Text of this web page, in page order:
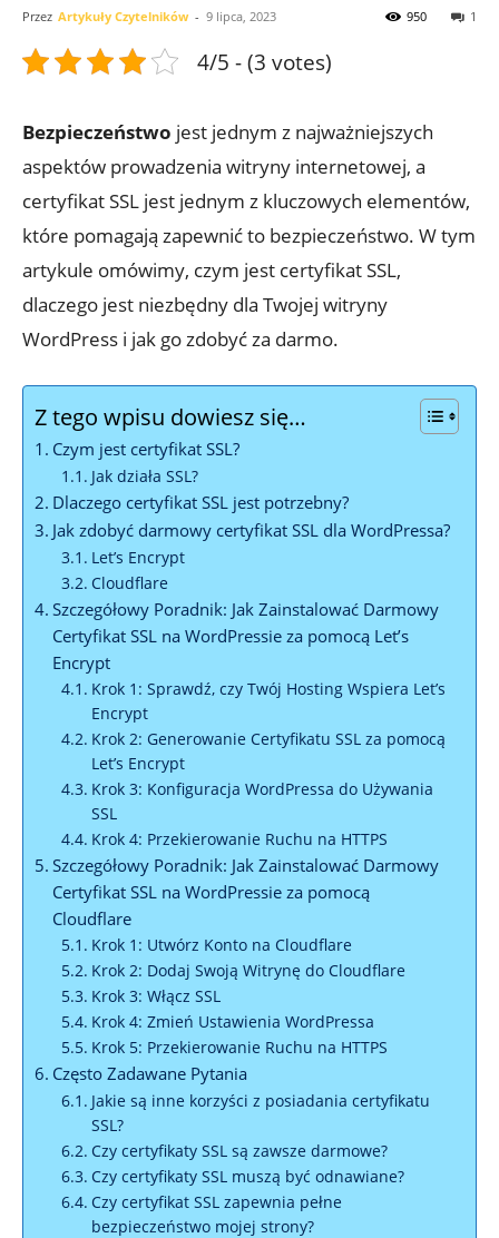
Przez Artykuły Czytelników - 9 lipca, 2023 1
950
4/5 - (3 votes)
Bezpieczeństwo jest jednym z najważniejszych
aspektów prowadzenia witryny internetowej, a
certyfikat SSL jest jednym z kluczowych elementów,
które pomagają zapewnić to bezpieczeństwo. W tym
artykule omówimy, czym jest certyfikat SSL,
dlaczego jest niezbędny dla Twojej witryny
WordPress i jak go zdobyć za darmo.
Z tego wpisu dowiesz się…
Czym jest certyfikat SSL?
Jak działa SSL?
Dlaczego certyfikat SSL jest potrzebny?
Jak zdobyć darmowy certyfikat SSL dla WordPressa?
Let’s Encrypt
Cloudflare
Szczegółowy Poradnik: Jak Zainstalować Darmowy
Certyfikat SSL na WordPressie za pomocą Let’s
Encrypt
Krok 1: Sprawdź, czy Twój Hosting Wspiera Let’s
Encrypt
Krok 2: Generowanie Certyfikatu SSL za pomocą
Let’s Encrypt
Krok 3: Konfiguracja WordPressa do Używania
SSL
Krok 4: Przekierowanie Ruchu na HTTPS
Szczegółowy Poradnik: Jak Zainstalować Darmowy
Certyfikat SSL na WordPressie za pomocą
Cloudflare
Krok 1: Utwórz Konto na Cloudflare
Krok 2: Dodaj Swoją Witrynę do Cloudflare
Krok 3: Włącz SSL
Krok 4: Zmień Ustawienia WordPressa
Krok 5: Przekierowanie Ruchu na HTTPS
Często Zadawane Pytania
Jakie są inne korzyści z posiadania certyfikatu
SSL?
Czy certyfikaty SSL są zawsze darmowe?
Czy certyfikaty SSL muszą być odnawiane?
Czy certyfikat SSL zapewnia pełne
bezpieczeństwo mojej strony?